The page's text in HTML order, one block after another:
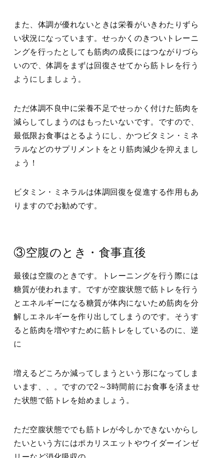
また、体調が優れないときは栄養がいきわたりずら
い状況になっています。せっかくのきついトレーニ
ングを行ったとしても筋肉の成長にはつながりづら
いので、体調をまずは回復させてから筋トレを行う
ようにしましょう。
ただ体調不良中に栄養不足でせっかく付けた筋肉を
減らしてしまうのはもったいないです。ですので、
最低限お食事はとるようにし、かつビタミン・ミネ
ラルなどのサプリメントをとり筋肉減少を抑えまし
ょう！
ビタミン・ミネラルは体調回復を促進する作用もあ
りますのでお勧めです。
③空腹のとき・食事直後
最後は空腹のときです。トレーニングを行う際には
糖質が使われます。ですが空腹状態で筋トレを行う
とエネルギーになる糖質が体内にないため筋肉を分
解しエネルギーを作り出してしまうのです。そうす
ると筋肉を増やすために筋トレをしているのに、逆
に
増えるどころか減ってしまうという形になってしま
います、、。ですので2～3時間前にお食事を済ませ
た状態で筋トレを始めましょう。
ただ空腹状態ででも筋トレが今しかできないからし
たいという方にはポカリスエットやウイダーインゼ